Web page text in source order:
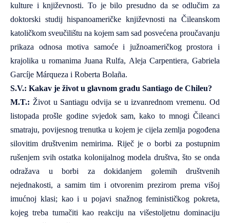
kulture i književnosti. To je bilo presudno da se odlučim za
doktorski studij hispanoameričke književnosti na Čileanskom
katoličkom sveučilištu na kojem sam sad posvećena proučavanju
prikaza odnosa motiva samoće i južnoameričkog prostora i
krajolika u romanima Juana Rulfa, Aleja Carpentiera, Gabriela
Garcíje Márqueza i Roberta Bolaña.
S.V.: Kakav je život u glavnom gradu Santiago de Chileu?
M.T.: Život u Santiagu odvija se u izvanrednom vremenu. Od
listopada prošle godine svjedok sam, kako to mnogi Čileanci
smatraju, povijesnog trenutka u kojem je cijela zemlja pogođena
silovitim društvenim nemirima. Riječ je o borbi za postupnim
rušenjem svih ostatka kolonijalnog modela društva, što se onda
odražava u borbi za dokidanjem golemih društvenih
nejednakosti, a samim tim i otvorenim prezirom prema višoj
imućnoj klasi; kao i u pojavi snažnog feminističkog pokreta,
kojeg treba tumačiti kao reakciju na višestoljetnu dominaciju